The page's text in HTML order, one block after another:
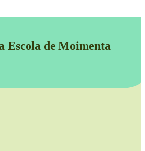
Escola de Moimenta